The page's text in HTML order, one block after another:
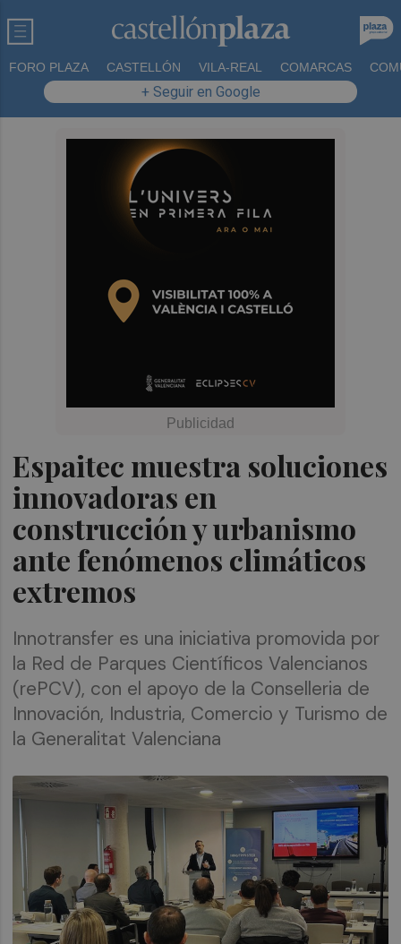
FORO PLAZA CASTELLÓN VILA-REAL COMARCAS
+ Seguir en Google
Espaitec muestra soluciones
innovadoras en
construcción y urbanismo
ante fenómenos climáticos
extremos
Innotransfer es una iniciativa promovida por
la Red de Parques Científicos Valencianos
(rePCV), con el apoyo de la Conselleria de
Innovación, Industria, Comercio y Turismo de
la Generalitat Valenciana